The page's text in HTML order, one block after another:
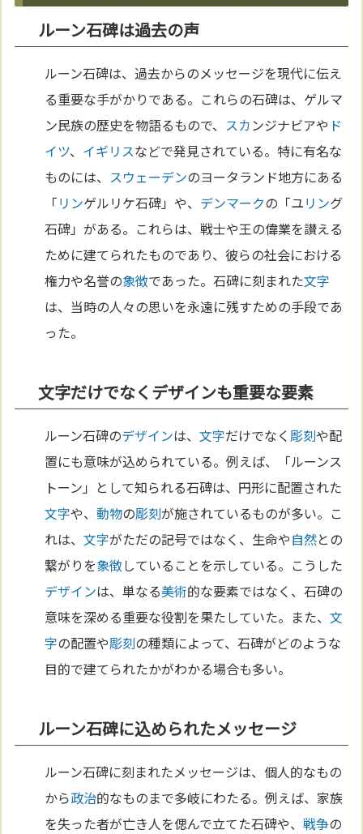
ルーン石碑は過去の声
ルーン石碑は、過去からのメッセージを現代に伝え
る重要な手がかりである。これらの石碑は、ゲルマ
ン民族の歴史を物語るもので、 スカンジナビアや ド
イツ、 イギリスなどで発見されている。特に有名な
ものには、 スウェーデンのヨータランド地方にある
「リンゲルリケ石碑」や、 デンマークの「ユリング
石碑」がある。これらは、戦士や王の偉業を讃える
ために建てられたものであり、彼らの社会における
権力や名誉の象徴であった。石碑に刻まれた文字
は、当時の人々の思いを永遠に残すための手段であ
った。
文字だけでなくデザインも重要な要素
ルーン石碑のデザインは、文字だけでなく彫刻や配
置にも意味が込められている。例えば、「ルーンス
トーン」として知られる石碑は、円形に配置された
文字や、動物の彫刻が施されているものが多い。こ
れは、文字がただの記号ではなく、生命や自然との
繋がりを象徴していることを示している。こうした
デザインは、単なる美術的な要素ではなく、石碑の
意味を深める重要な役割を果たしていた。また、文
字の配置や彫刻の種類によって、石碑がどのような
目的で建てられたかがわかる場合も多い。
ルーン石碑に込められたメッセージ
ルーン石碑に刻まれたメッセージは、個人的なもの
から政治的なものまで多岐にわたる。例えば、家族
を失った者が亡き人を偲んで立てた石碑や、戦争の